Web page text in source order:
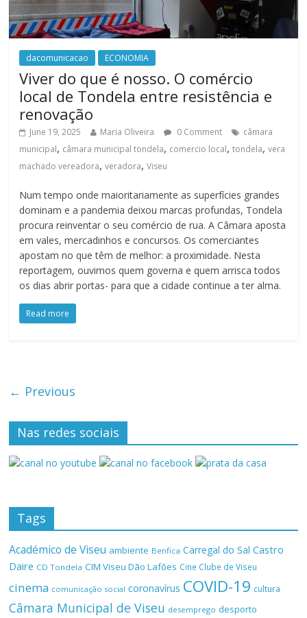
dacomunicacao ECONOMIA
Viver do que é nosso. O comércio
local de Tondela entre resistência e
renovação
June 19, 2025 Maria Oliveira 0 Comment
câmara
municipal, câmara municipal tondela, comercio local,tondela,vera
machado vereadora,veradora,Viseu
Num tempo onde maioritariamente as superfícies grandes
dominam e a pandemia deixou marcas profundas, Tondela
procura reinventar o seu comércio de rua. A Câmara aposta
em vales, mercadinhos e concursos. Os comerciantes
apostam no que têm de melhor: a proximidade. Nesta
reportagem, ouvimos quem governa e quem arrisca todos
os dias abrir portas- para que a cidade continue a ter alma.
Read more
← Previous
Nas redes sociais
Tags
Académico de Viseu ambiente Benfica Carregal do Sal Castro
Daire CD Tondela CIM Viseu Dão Lafões Cine Clube de Viseu
cinema comunicação social coronavírus COVID-19 cultura
Câmara Municipal de Viseu desemprego desporto